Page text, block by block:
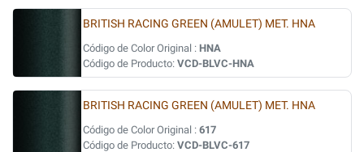
BRITISH RACING GREEN (AMULET) MET. HNA
Código de Color Original : HNA
Código de Producto: VCD-BLVC-HNA
BRITISH RACING GREEN (AMULET) MET. HNA
Código de Color Original : 617
Código de Producto: VCD-BLVC-617